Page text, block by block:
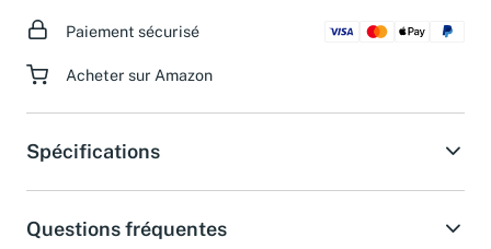
Paiement sécurisé
Acheter sur Amazon
Spécifications
Questions fréquentes